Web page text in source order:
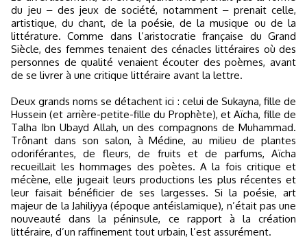
du jeu ‒ des jeux de société, notamment ‒ prenait celle,
artistique, du chant, de la poésie, de la musique ou de la
littérature. Comme dans l’aristocratie française du Grand
Siècle, des femmes tenaient des cénacles littéraires où des
personnes de qualité venaient écouter des poèmes, avant
de se livrer à une critique littéraire avant la lettre.
Deux grands noms se détachent ici : celui de Sukayna, fille de
Hussein (et arrière-petite-fille du Prophète), et Aïcha, fille de
Talha Ibn Ubayd Allah, un des compagnons de Muhammad.
Trônant dans son salon, à Médine, au milieu de plantes
odoriférantes, de fleurs, de fruits et de parfums, Aïcha
recueillait les hommages des poètes. A la fois critique et
mécène, elle jugeait leurs productions les plus récentes et
leur faisait bénéficier de ses largesses. Si la poésie, art
majeur de la Jahiliyya (époque antéislamique), n’était pas une
nouveauté dans la péninsule, ce rapport à la création
littéraire, d’un raffinement tout urbain, l’est assurément.